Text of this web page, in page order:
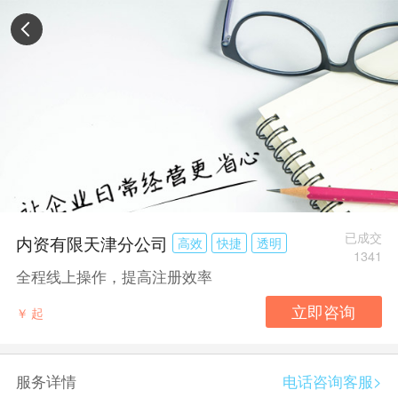
内资有限天津分公司 高效 快捷 透明
已成交
1341
全程线上操作，提高注册效率
￥ 起
服务详情 电话咨询客服>